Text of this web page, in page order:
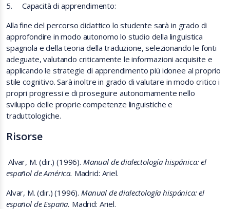
5.
Capacità di apprendimento:
Alla fine del percorso didattico lo studente sarà in grado di
approfondire in modo autonomo lo studio della linguistica
spagnola e della teoria della traduzione, selezionando le fonti
adeguate, valutando criticamente le informazioni acquisite e
applicando le strategie di apprendimento più idonee al proprio
stile cognitivo. Sarà inoltre in grado di valutare in modo critico i
propri progressi e di proseguire autonomamente nello
sviluppo delle proprie competenze linguistiche e
traduttologiche.
Risorse
Alvar, M. (dir.) (1996). Manual de dialectología hispánica: el
español de América. Madrid: Ariel.
Alvar, M. (dir.) (1996). Manual de dialectología hispánica: el
español de España. Madrid: Ariel.